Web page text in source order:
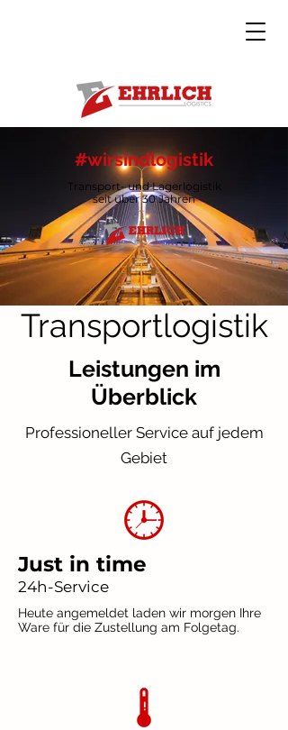
#wirsindlogistik
Transport- und Lagerlogistik
seit über 30 Jahren
Transportlogistik
Leistungen im
Überblick
Professioneller Service auf jedem
Gebiet
Just in time
24h-Service
Heute angemeldet laden wir morgen Ihre
Ware für die Zustellung am Folgetag.